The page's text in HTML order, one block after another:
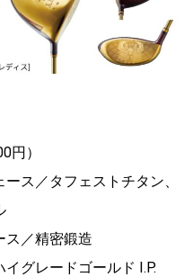
円）
ス／タフェストチタン、
ス／精密鍛造
グレードゴールド I.P.